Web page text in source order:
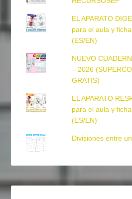
EL APARATO
para el aula y
(ES/EN)
NUEVO
– 2026
GRATIS)
EL APARATO
para el aula y
(ES/EN)
Divisiones entre